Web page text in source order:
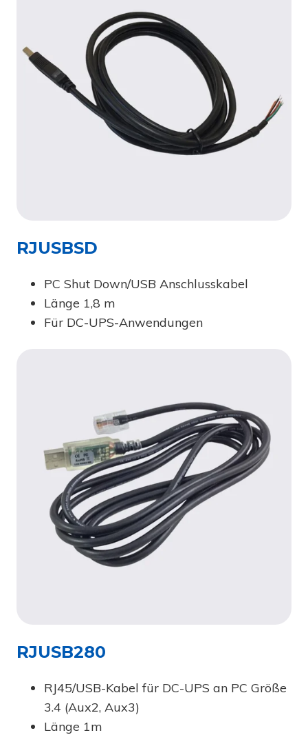
RJUSBSD
PC Shut Down/USB Anschlusskabel
Länge 1,8 m
Für DC-UPS-Anwendungen
RJUSB280
RJ45/USB-Kabel für DC-UPS an PC Größe
3.4 (Aux2, Aux3)
Länge 1m